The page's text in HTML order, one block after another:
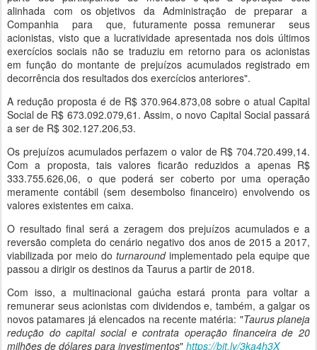
alinhada com os objetivos da Administração de preparar a
Companhia para que, futuramente possa remunerar seus
acionistas, visto que a lucratividade apresentada nos dois últimos
exercícios sociais não se traduziu em retorno para os acionistas
em função do montante de prejuízos acumulados registrado em
decorrência dos resultados dos exercícios anteriores".
A redução proposta é de R$ 370.964.873,08 sobre o atual Capital
Social de R$ 673.092.079,61. Assim, o novo Capital Social passará
a ser de R$ 302.127.206,53.
Os prejuízos acumulados perfazem o valor de R$ 704.720.499,14.
Com a proposta, tais valores ficarão reduzidos a apenas R$
333.755.626,06, o que poderá ser coberto por uma operação
meramente contábil (sem desembolso financeiro) envolvendo os
valores existentes em caixa.
O resultado final será a zeragem dos prejuízos acumulados e a
reversão completa do cenário negativo dos anos de 2015 a 2017,
viabilizada por meio do turnaround implementado pela equipe que
passou a dirigir os destinos da Taurus a partir de 2018.
Com isso, a multinacional gaúcha estará pronta para voltar a
remunerar seus acionistas com dividendos e, também, a galgar os
novos patamares já elencados na recente matéria: "Taurus planeja
redução do capital social e contrata operação financeira de 20
milhões de dólares para investimentos" https://bit.ly/3ka4h3X